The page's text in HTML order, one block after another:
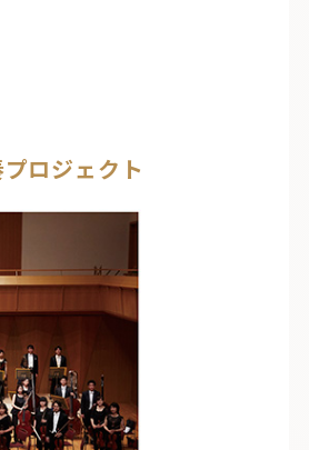
ロジェクト